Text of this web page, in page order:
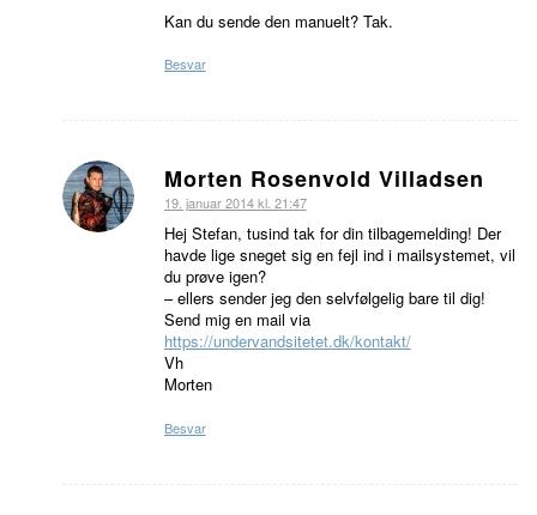
Kan du sende den manuelt? Tak.
Besvar
Morten Rosenvold Villadsen
siger:
19. januar 2014 kl. 21:47
Hej Stefan, tusind tak for din tilbagemelding! Der
havde lige sneget sig en fejl ind i mailsystemet, vil
du prøve igen?
– ellers sender jeg den selvfølgelig bare til dig!
Send mig en mail via
https://undervandsitetet.dk/kontakt/
Vh
Morten
Besvar